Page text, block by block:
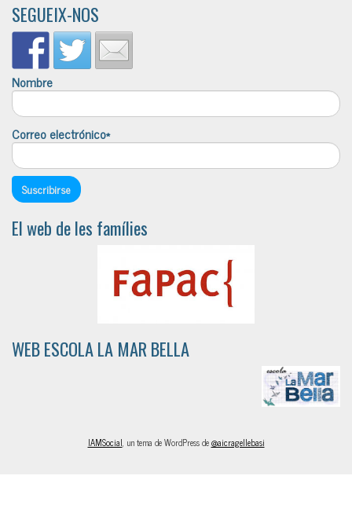
SEGUEIX-NOS
Nombre
Correo electrónico*
El web de les famílies
WEB ESCOLA LA MAR BELLA
IAMSocial, un tema de WordPress de@aicragellebasi